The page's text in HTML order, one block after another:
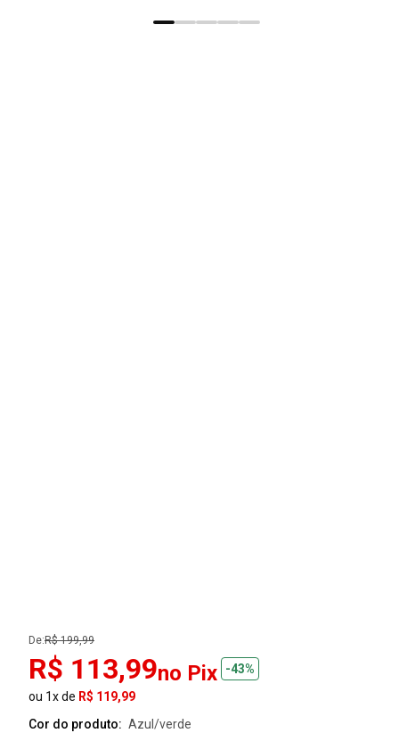
De:R$ 199,99
R$ 113,99no Pix
-43%
ou 1x de R$ 119,99
Cor do produto:
azul/verde